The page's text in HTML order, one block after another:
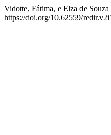
Vidotte, Fátima, e Elza de
https://doi.org/10.62559/